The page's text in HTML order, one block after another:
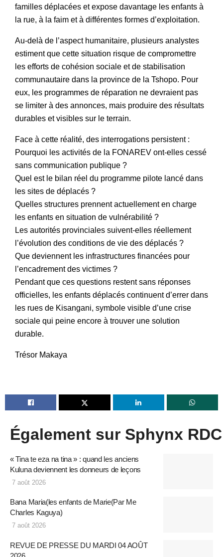
familles déplacées et expose davantage les enfants à
la rue, à la faim et à différentes formes d’exploitation.
Au-delà de l’aspect humanitaire, plusieurs analystes
estiment que cette situation risque de compromettre
les efforts de cohésion sociale et de stabilisation
communautaire dans la province de la Tshopo. Pour
eux, les programmes de réparation ne devraient pas
se limiter à des annonces, mais produire des résultats
durables et visibles sur le terrain.
Face à cette réalité, des interrogations persistent :
Pourquoi les activités de la FONAREV ont-elles cessé
sans communication publique ?
Quel est le bilan réel du programme pilote lancé dans
les sites de déplacés ?
Quelles structures prennent actuellement en charge
les enfants en situation de vulnérabilité ?
Les autorités provinciales suivent-elles réellement
l’évolution des conditions de vie des déplacés ?
Que deviennent les infrastructures financées pour
l’encadrement des victimes ?
Pendant que ces questions restent sans réponses
officielles, les enfants déplacés continuent d’errer dans
les rues de Kisangani, symbole visible d’une crise
sociale qui peine encore à trouver une solution
durable.
Trésor Makaya
Également sur Sphynx RDC
« Tina te eza na tina » : quand les anciens
Kuluna deviennent les donneurs de leçons
7 août 2026
Bana Maria(les enfants de Marie(Par Me
Charles Kaguya)
7 août 2026
REVUE DE PRESSE DU MARDI 04 AOÛT